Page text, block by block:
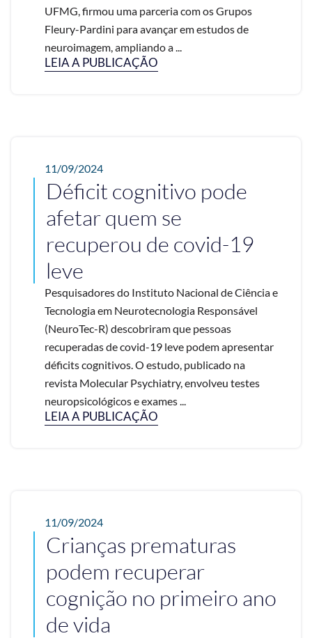
UFMG, firmou uma parceria com os Grupos
Fleury-Pardini para avançar em estudos de
neuroimagem, ampliando a ...
LEIA A PUBLICAÇÃO
11/09/2024
Déficit cognitivo pode
afetar quem se
recuperou de covid-19
leve
Pesquisadores do Instituto Nacional de Ciência e
Tecnologia em Neurotecnologia Responsável
(NeuroTec-R) descobriram que pessoas
recuperadas de covid-19 leve podem apresentar
déficits cognitivos. O estudo, publicado na
revista Molecular Psychiatry, envolveu testes
neuropsicológicos e exames ...
LEIA A PUBLICAÇÃO
11/09/2024
Crianças prematuras
podem recuperar
cognição no primeiro ano
de vida